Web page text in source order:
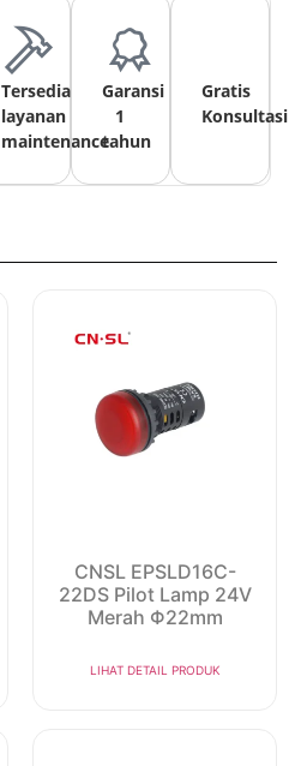
Tersedia
layanan
maintenance
Garansi
1
tahun
Gratis
Konsultasi
CNSL EPSLD16C-
22DS Pilot Lamp 24V
Merah Φ22mm
LIHAT DETAIL PRODUK